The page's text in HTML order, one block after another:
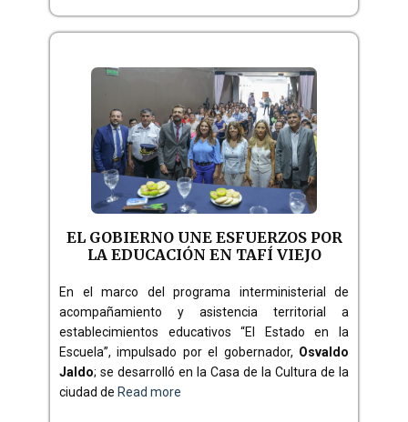
EL GOBIERNO UNE ESFUERZOS POR
LA EDUCACIÓN EN TAFÍ VIEJO
En el marco del programa interministerial de
acompañamiento y asistencia territorial a
establecimientos educativos “El Estado en la
Escuela”, impulsado por el gobernador, Osvaldo
Jaldo; se desarrolló en la Casa de la Cultura de la
ciudad de Read more